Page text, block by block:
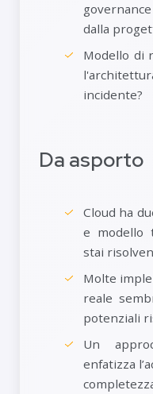
dalla
Modello di
incidente?
Da asporto
Cloud ha
e modello
stai
Molte
reale
potenziali
Un
enfatizza